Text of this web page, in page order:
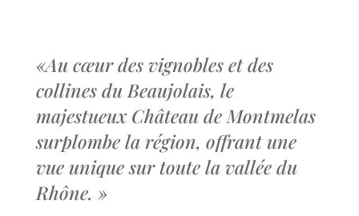
«Au cœur des vignobles et des
collines du Beaujolais, le
majestueux Château de Montmelas
surplombe la région, offrant une
vue unique sur toute la vallée du
Rhône. »